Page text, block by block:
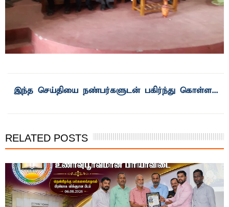
இந்த செய்தியை நண்பர்களுடன் பகிர்ந்து கொள்ள...
RELATED POSTS